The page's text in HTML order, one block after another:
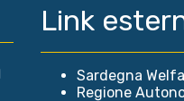
Link
Sardegna
Regione